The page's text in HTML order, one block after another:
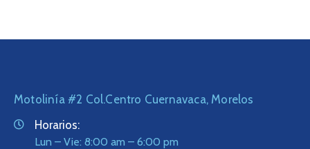
Motolinía #2 Col.Centro Cuernavaca, Morelos
Horarios:
Lun – Vie: 8:00 am – 6:00 pm